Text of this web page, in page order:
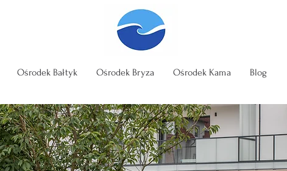
Ośrodek Bałtyk Ośrodek Bryza Ośrodek Kama Blog